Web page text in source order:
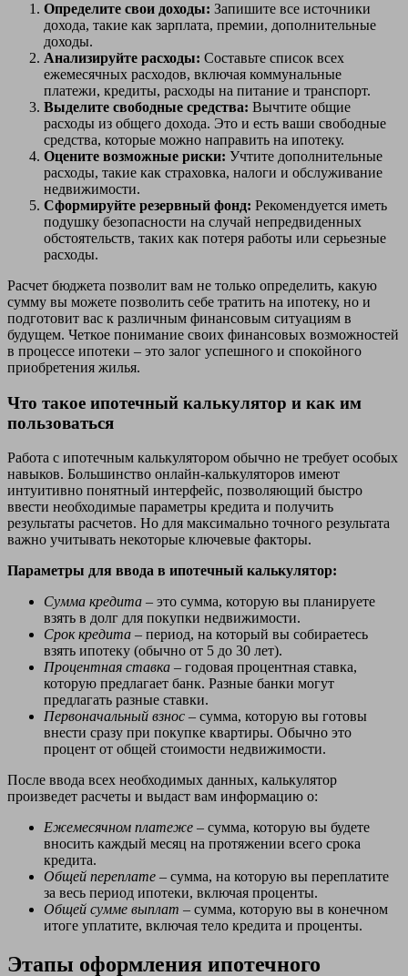
Определите свои доходы: Запишите все источники
дохода, такие как зарплата, премии, дополнительные
доходы.
Анализируйте расходы: Составьте список всех
ежемесячных расходов, включая коммунальные
платежи, кредиты, расходы на питание и транспорт.
Выделите свободные средства: Вычтите общие
расходы из общего дохода. Это и есть ваши свободные
средства, которые можно направить на ипотеку.
Оцените возможные риски: Учтите дополнительные
расходы, такие как страховка, налоги и обслуживание
недвижимости.
Сформируйте резервный фонд: Рекомендуется иметь
подушку безопасности на случай непредвиденных
обстоятельств, таких как потеря работы или серьезные
расходы.
Расчет бюджета позволит вам не только определить, какую
сумму вы можете позволить себе тратить на ипотеку, но и
подготовит вас к различным финансовым ситуациям в
будущем. Четкое понимание своих финансовых возможностей
в процессе ипотеки – это залог успешного и спокойного
приобретения жилья.
Что такое ипотечный калькулятор и как им
пользоваться
Работа с ипотечным калькулятором обычно не требует особых
навыков. Большинство онлайн-калькуляторов имеют
интуитивно понятный интерфейс, позволяющий быстро
ввести необходимые параметры кредита и получить
результаты расчетов. Но для максимально точного результата
важно учитывать некоторые ключевые факторы.
Параметры для ввода в ипотечный калькулятор:
Сумма кредита – это сумма, которую вы планируете
взять в долг для покупки недвижимости.
Срок кредита – период, на который вы собираетесь
взять ипотеку (обычно от 5 до 30 лет).
Процентная ставка – годовая процентная ставка,
которую предлагает банк. Разные банки могут
предлагать разные ставки.
Первоначальный взнос – сумма, которую вы готовы
внести сразу при покупке квартиры. Обычно это
процент от общей стоимости недвижимости.
После ввода всех необходимых данных, калькулятор
произведет расчеты и выдаст вам информацию о:
Ежемесячном платеже – сумма, которую вы будете
вносить каждый месяц на протяжении всего срока
кредита.
Общей переплате – сумма, на которую вы переплатите
за весь период ипотеки, включая проценты.
Общей сумме выплат – сумма, которую вы в конечном
итоге уплатите, включая тело кредита и проценты.
Этапы оформления ипотечного